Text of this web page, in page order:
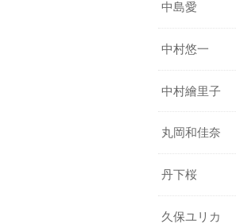
中島愛
中村悠一
中村繪里子
丸岡和佳奈
丹下桜
久保ユリカ